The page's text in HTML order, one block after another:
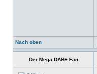
Nach oben
Der Mega DAB+ Fan